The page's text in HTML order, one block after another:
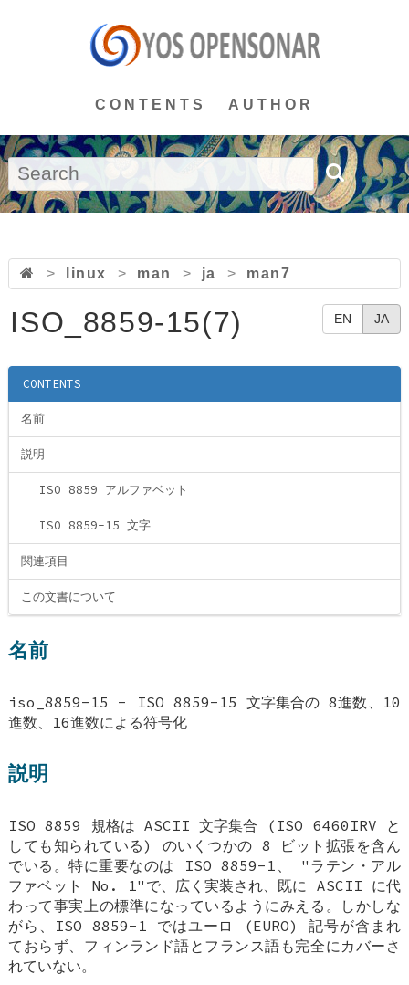
CONTENTS AUTHOR
> linux > man > ja > man7
EN JA
ISO_8859-15(7)
CONTENTS
名前
説明
ISO 8859 アルファベット
ISO 8859-15 文字
関連項目
この文書について
名前
iso_8859-15 - ISO 8859-15 文字集合の 8進数、10
進数、16進数による符号化
説明
ISO 8859 規格は ASCII 文字集合 (ISO 6460IRV と
しても知られている) のいくつかの 8 ビット拡張を含ん
でいる。特に重要なのは ISO 8859-1、 "ラテン・アル
ファベット No. 1"で、広く実装され、既に ASCII に代
わって事実上の標準になっているようにみえる。しかしな
がら、ISO 8859-1 ではユーロ (EURO) 記号が含まれ
ておらず、フィンランド語とフランス語も完全にカバーさ
れていない。